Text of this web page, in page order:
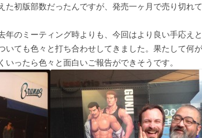
た初版部数だったんですが、発売一ヶ月で売り切れ
のミーティング時よりも、今回はより良い手応え
いても色々と打ち合わせしてきました。果たして何
ったら色々と面白いご報告ができそうです。